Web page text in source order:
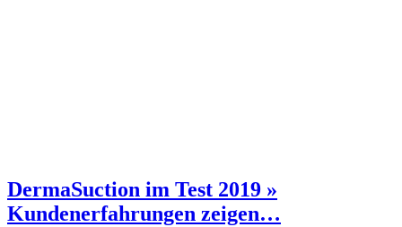
DermaSuction im Test 2019 »
Kundenerfahrungen zeigen…